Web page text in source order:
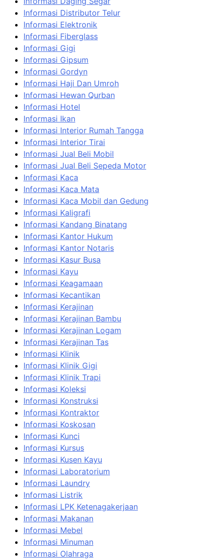
Informasi Distributor Telur
Informasi Elektronik
Informasi Fiberglass
Informasi Gigi
Informasi Gipsum
Informasi Gordyn
Informasi Haji Dan Umroh
Informasi Hewan Qurban
Informasi Hotel
Informasi Ikan
Informasi Interior Rumah Tangga
Informasi Interior Tirai
Informasi Jual Beli Mobil
Informasi Jual Beli Sepeda Motor
Informasi Kaca
Informasi Kaca Mata
Informasi Kaca Mobil dan Gedung
Informasi Kaligrafi
Informasi Kandang Binatang
Informasi Kantor Hukum
Informasi Kantor Notaris
Informasi Kasur Busa
Informasi Kayu
Informasi Keagamaan
Informasi Kecantikan
Informasi Kerajinan
Informasi Kerajinan Bambu
Informasi Kerajinan Logam
Informasi Kerajinan Tas
Informasi Klinik
Informasi Klinik Gigi
Informasi Klinik Trapi
Informasi Koleksi
Informasi Konstruksi
Informasi Kontraktor
Informasi Koskosan
Informasi Kunci
Informasi Kursus
Informasi Kusen Kayu
Informasi Laboratorium
Informasi Laundry
Informasi Listrik
Informasi LPK Ketenagakerjaan
Informasi Makanan
Informasi Mebel
Informasi Minuman
Informasi Olahraga